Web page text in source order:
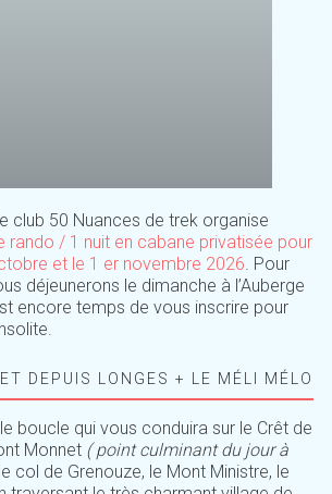
club 50 Nuances de trek organise
rando / 1 nuit en cabane privatisée pour
et le 1 er novembre 2026 . Pour
déjeunerons le dimanche à l’Auberge
encore temps de vous inscrire pour
DEPUIS LONGES + LE MÉLI MÉLO
boucle qui vous conduira sur le Crêt de
Monnet ( point culminant du jour à
col de Grenouze, le Mont Ministre, le